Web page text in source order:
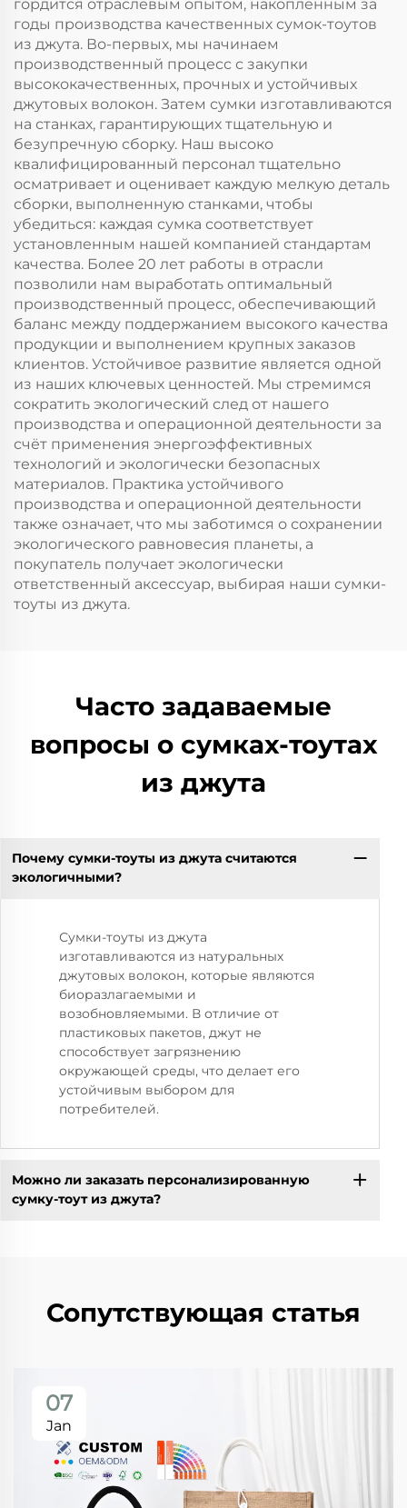
печатью логотипа и
цвета на заказ для
подарков
подарков
гордится отраслевым опытом, накопленным за
годы производства качественных сумок-тоутов
из джута. Во-первых, мы начинаем
производственный процесс с закупки
высококачественных, прочных и устойчивых
джутовых волокон. Затем сумки изготавливаются
на станках, гарантирующих тщательную и
безупречную сборку. Наш высоко
квалифицированный персонал тщательно
осматривает и оценивает каждую мелкую деталь
сборки, выполненную станками, чтобы
убедиться: каждая сумка соответствует
установленным нашей компанией стандартам
качества. Более 20 лет работы в отрасли
позволили нам выработать оптимальный
производственный процесс, обеспечивающий
баланс между поддержанием высокого качества
продукции и выполнением крупных заказов
клиентов. Устойчивое развитие является одной
из наших ключевых ценностей. Мы стремимся
сократить экологический след от нашего
производства и операционной деятельности за
счёт применения энергоэффективных
технологий и экологически безопасных
материалов. Практика устойчивого
производства и операционной деятельности
также означает, что мы заботимся о сохранении
экологического равновесия планеты, а
покупатель получает экологически
ответственный аксессуар, выбирая наши сумки-
тоуты из джута.
Часто задаваемые
вопросы о сумках-тоутах
из джута
Почему сумки-тоуты из джута считаются
экологичными?
Сумки-тоуты из джута
изготавливаются из натуральных
джутовых волокон, которые являются
биоразлагаемыми и
возобновляемыми. В отличие от
пластиковых пакетов, джут не
способствует загрязнению
окружающей среды, что делает его
устойчивым выбором для
потребителей.
Можно ли заказать персонализированную
сумку-тоут из джута?
Сопутствующая статья
07
Jan